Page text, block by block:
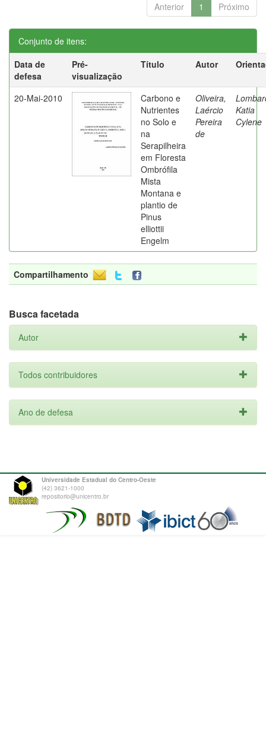
Anterior 1 Próximo
Conjunto de itens:
Data de
defesa
Pré-
visualização
Título Autor
20-Mai-2010
Carbono e
Nutrientes
no Solo e
na
Serapilheira
em Floresta
Ombrófila
Mista
Montana e
plantio de
Pinus
elliottii
Engelm
Oliveira,
Laércio
Pereira
de
Katia
Cylene
Compartilhamento
Busca facetada
Autor
Todos contribuidores
Ano de defesa
Universidade Estadual do Centro-Oeste
(42) 3621-1000
repositorio@unicentro.br